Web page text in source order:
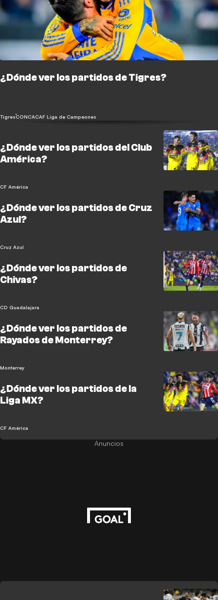
¿Dónde ver los partidos de Tigres?
TigresCONCACAF Liga de Campeones
¿Dónde ver los partidos del Club
América?
CF América
¿Dónde ver los partidos de Cruz
Azul?
Cruz Azul
¿Dónde ver los partidos de
Chivas?
CD Guadalajara
¿Dónde ver los partidos de
Rayados de Monterrey?
Monterrey
¿Dónde ver los partidos de la
Liga MX?
CF América
Anuncios